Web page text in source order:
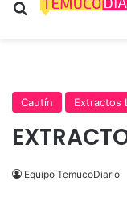
Buscar por
Cautín Extractos
Equipo TemucoDiario